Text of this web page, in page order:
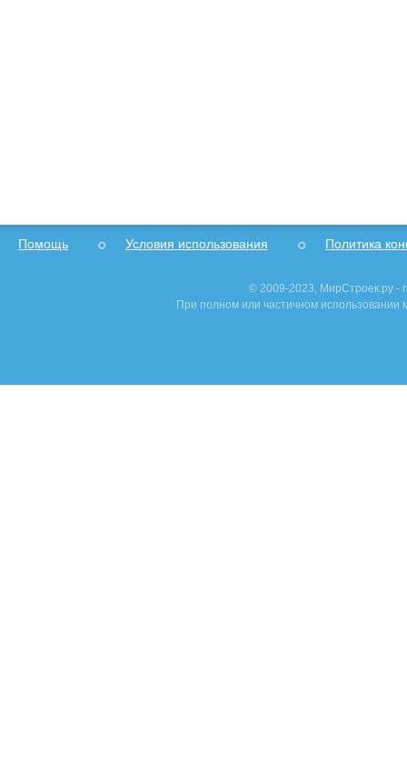
Помощь Условия использования Политика
© 2009-2023, МирСтроек.ру -
При полном или частичном использовании